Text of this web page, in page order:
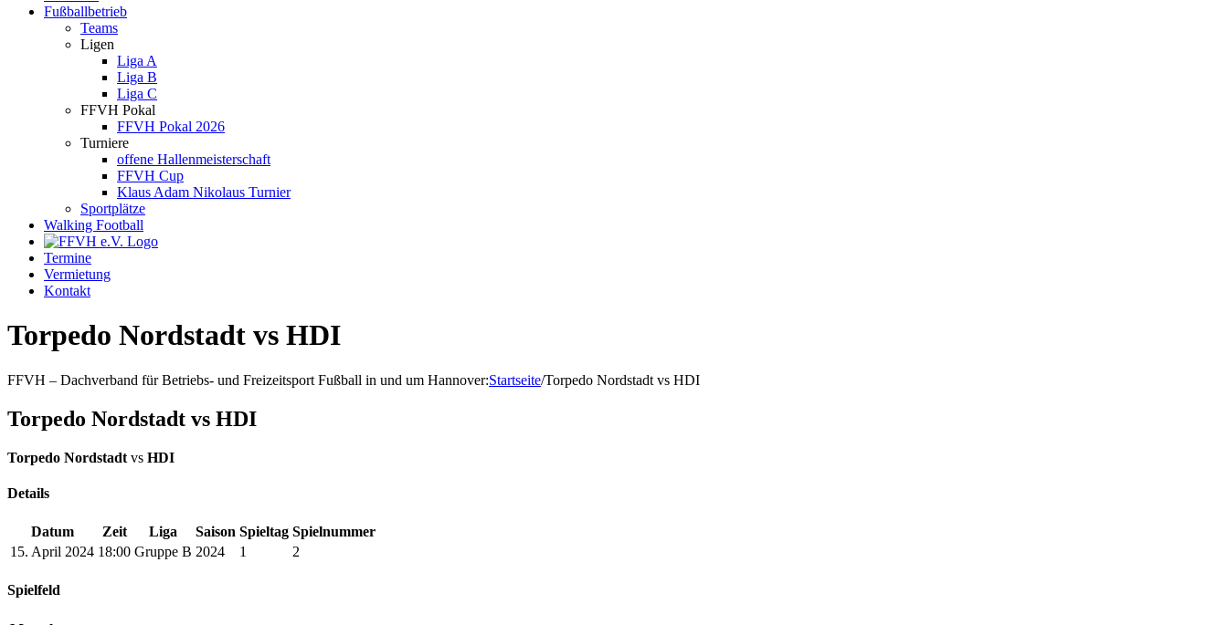
Fußballbetrieb
Teams
Ligen
Liga A
Liga B
Liga C
FFVH Pokal
FFVH Pokal 2026
Turniere
offene Hallenmeisterschaft
FFVH Cup
Klaus Adam Nikolaus Turnier
Sportplätze
Walking Football
Termine
Vermietung
Kontakt
Torpedo Nordstadt vs HDI
FFVH – Dachverband für Betriebs- und Freizeitsport Fußball in und um Hannover:Startseite/Torpedo Nordstadt vs HDI
Torpedo Nordstadt vs HDI
Torpedo Nordstadt vs HDI
Details
Datum Zeit Liga Saison Spieltag Spielnummer
15. April 2024 18:00 Gruppe B 2024 1 2
Spielfeld